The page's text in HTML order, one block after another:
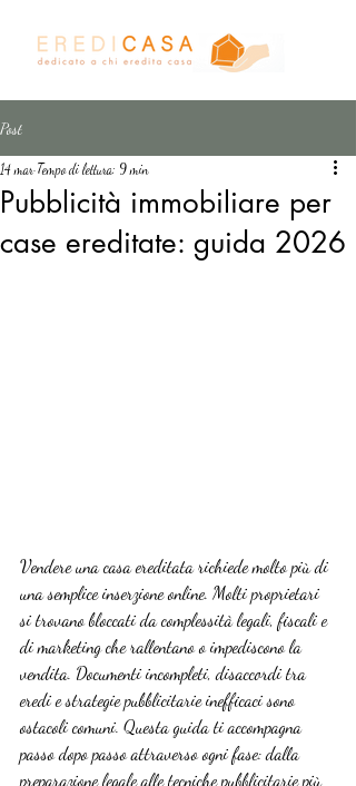
Post
Pubblicità immobiliare per
case ereditate: guida 2026
14 mar Tempo di lettura: 9 min
Vendere una casa ereditata richiede molto più di
una semplice inserzione online. Molti proprietari
si trovano bloccati da complessità legali, fiscali e
di marketing che rallentano o impediscono la
vendita. Documenti incompleti, disaccordi tra
eredi e strategie pubblicitarie inefficaci sono
ostacoli comuni. Questa guida ti accompagna
passo dopo passo attraverso ogni fase: dalla
preparazione legale alle tecniche pubblicitarie più